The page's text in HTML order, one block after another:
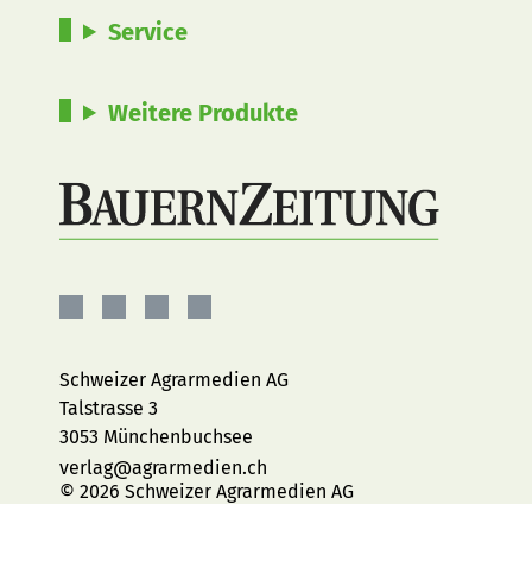
Service
Weitere Produkte
Facebook
Instagram
YouTubeLinkedIn
Schweizer Agrarmedien AG
Talstrasse 3
3053 Münchenbuchsee
verlag@agrarmedien.ch
© 2026 Schweizer Agrarmedien AG